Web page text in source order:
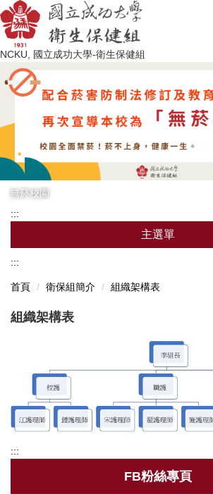
跳
到
主
要
內
容
區
NCKU, 國立成功大學-衛生保健組
無菸校園
:::
主選單
最新消息
行事曆
新生體檢
健康促進
健康餐飲
:::
首頁 衛保組簡介 組織架構表
組織架構表
:::
FB粉絲專頁